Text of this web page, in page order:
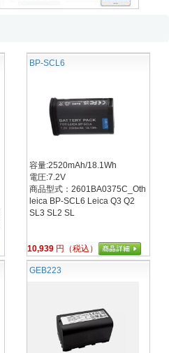
BP-SCL6
容量:2520mAh/18.1Wh
電圧:7.2V
商品型式：2601BA0375C_Oth
leica BP-SCL6 Leica Q3 Q2
SL3 SL2 SL
10,939 円（税込）
GEB223